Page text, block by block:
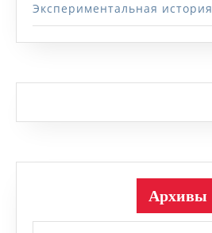
Экспериментальная история
Архивы